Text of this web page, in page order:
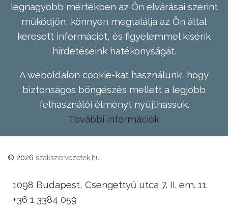
legnagyobb mértékben az Ön elvárásai szerint
működjön, könnyen megtalálja az Ön által
keresett információt, és figyelemmel kísérik
hirdetéseink hatékonyságát.
A weboldalon cookie-kat használunk, hogy
biztonságos böngészés mellett a legjobb
felhasználói élményt nyújthassuk.
További információk
© 2026 szakszervezetek.hu
1098 Budapest, Csengettyű utca 7. II. em. 11.
+36 1 3384 059